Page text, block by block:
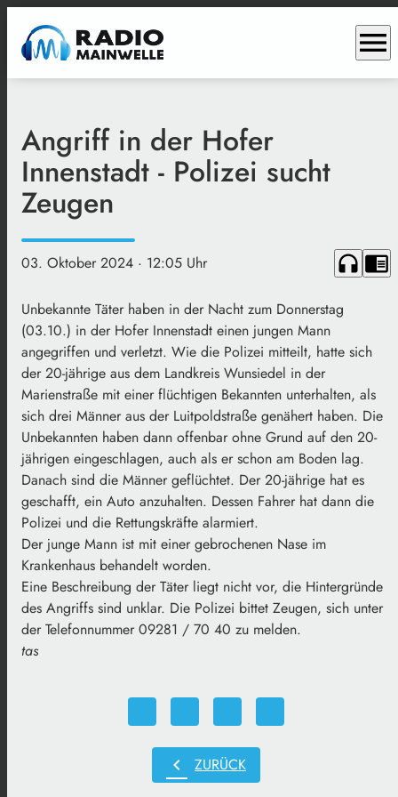
menu
Angriff in der Hofer
Innenstadt - Polizei sucht
Zeugen
03. Oktober 2024 · 12:05 Uhr headphones chrome_reader_mode
Unbekannte Täter haben in der Nacht zum Donnerstag
(03.10.) in der Hofer Innenstadt einen jungen Mann
angegriffen und verletzt. Wie die Polizei mitteilt, hatte sich
der 20-jährige aus dem Landkreis Wunsiedel in der
Marienstraße mit einer flüchtigen Bekannten unterhalten, als
sich drei Männer aus der Luitpoldstraße genähert haben. Die
Unbekannten haben dann offenbar ohne Grund auf den 20-
jährigen eingeschlagen, auch als er schon am Boden lag.
Danach sind die Männer geflüchtet. Der 20-jährige hat es
geschafft, ein Auto anzuhalten. Dessen Fahrer hat dann die
Polizei und die Rettungskräfte alarmiert.
Der junge Mann ist mit einer gebrochenen Nase im
Krankenhaus behandelt worden.
Eine Beschreibung der Täter liegt nicht vor, die Hintergründe
des Angriffs sind unklar. Die Polizei bittet Zeugen, sich unter
der Telefonnummer 09281 / 70 40 zu melden.
tas
chevron_left ZURÜCK